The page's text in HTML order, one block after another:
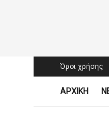
Όροι χρήσης
ΑΡΧΙΚΗ